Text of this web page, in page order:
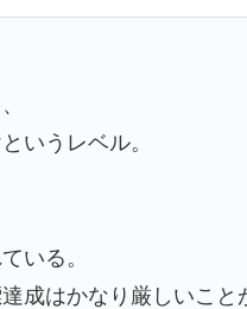
いうレベル。
いる。
成はかなり厳しいこと